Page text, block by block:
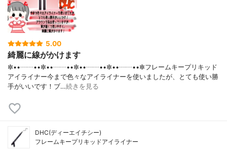
5.00
綺麗に線がかけます
✼••┈┈••✼••┈┈••✼••┈┈••✼••┈┈••✼フレームキープリキッド
アイライナー今まで色々なアイライナーを使いましたが、とても使い勝
手がいいです！ブ…続きを見る
DHC(ディーエイチシー)
フレームキープリキッドアイライナー